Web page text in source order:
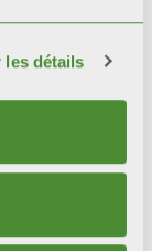
les détails